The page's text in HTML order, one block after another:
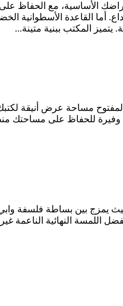
الأساسية، مع
أما القاعدة
المكتب ببنية متينة...
مساحة عرض أنيقة
وفيرة للحفاظ على
حيث يمزج بين بساطة فلسفة
النهائية الناعمة غير